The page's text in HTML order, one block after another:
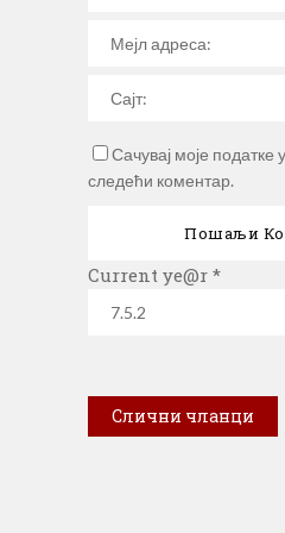
Сачувај моје податке
следећи коментар.
Current ye@r *
Слични чланци